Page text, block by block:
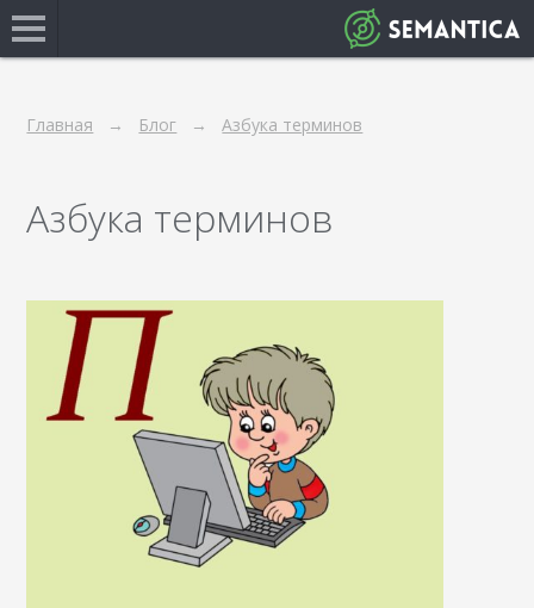
Главная Блог Азбука терминов
Азбука терминов